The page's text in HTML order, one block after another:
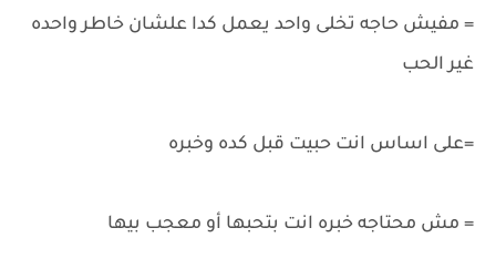
= مفيش حاجه تخلى واحد يعمل كدا علشان خاطر واحده
غير الحب
=على اساس انت حبيت قبل كده وخبره
= مش محتاجه خبره انت بتحبها أو معجب بيها